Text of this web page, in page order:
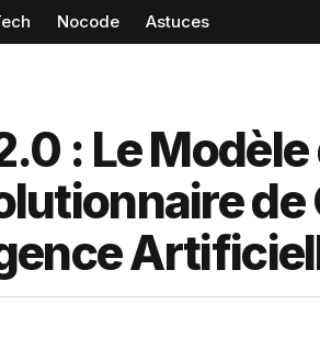
Nocode Astuces
: Le Modèle
de